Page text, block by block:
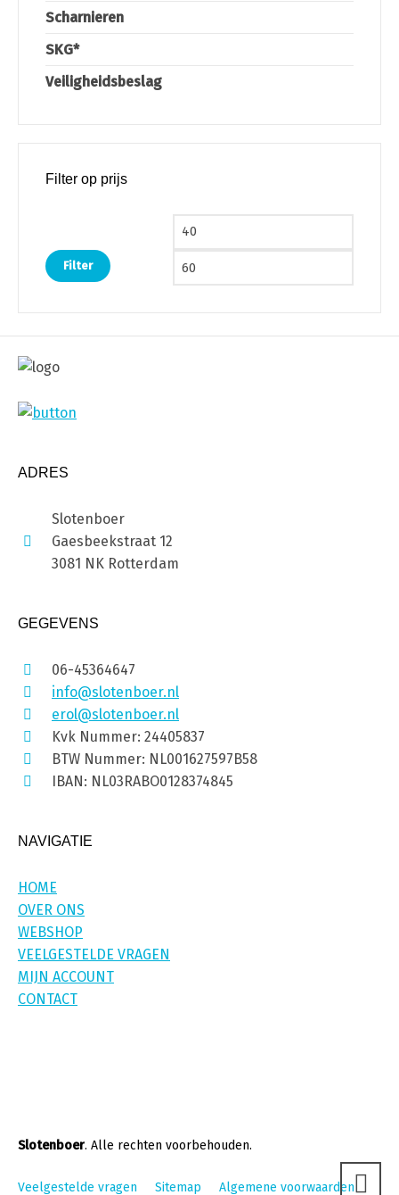
Scharnieren
SKG*
Veiligheidsbeslag
Filter op prijs
Min. prijs
Filter
ADRES
Slotenboer
Gaesbeekstraat 12
3081 NK Rotterdam
GEGEVENS
06-45364647
info@slotenboer.nl
erol@slotenboer.nl
Kvk Nummer: 24405837
BTW Nummer: NL001627597B58
IBAN: NL03RABO0128374845
NAVIGATIE
HOME
OVER ONS
WEBSHOP
VEELGESTELDE VRAGEN
MIJN ACCOUNT
CONTACT
Slotenboer. Alle rechten voorbehouden.
Veelgestelde vragen Sitemap Algemene voorwaarden